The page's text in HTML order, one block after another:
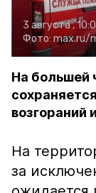
3 августа ,
Фото: max.ru/
На большей
возгораний
На
за